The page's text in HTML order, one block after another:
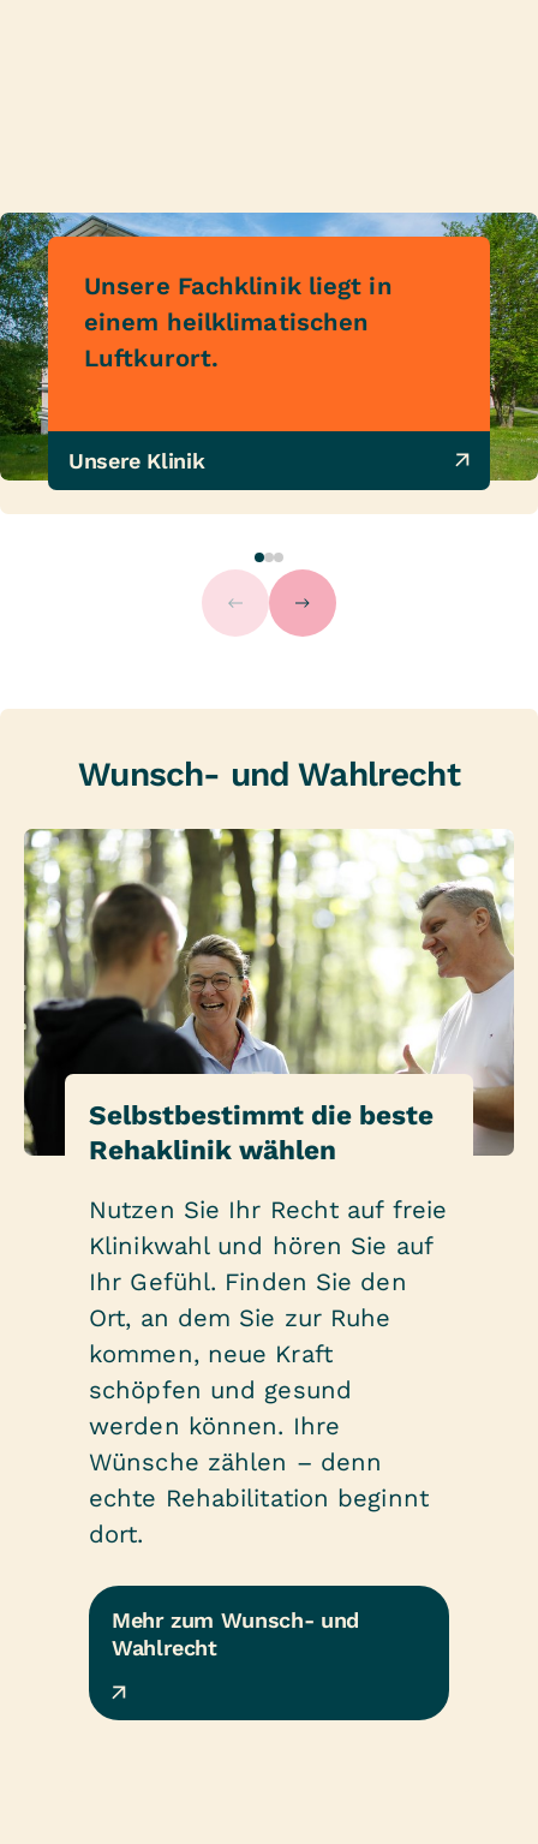
Unsere Fachklinik liegt in
einem heilklimatischen
Luftkurort.
Unsere Klinik
Wunsch- und Wahlrecht
Selbstbestimmt die beste
Rehaklinik wählen
Nutzen Sie Ihr Recht auf freie
Klinikwahl und hören Sie auf
Ihr Gefühl. Finden Sie den
Ort, an dem Sie zur Ruhe
kommen, neue Kraft
schöpfen und gesund
werden können. Ihre
Wünsche zählen – denn
echte Rehabilitation beginnt
dort.
Mehr zum Wunsch- und
Wahlrecht